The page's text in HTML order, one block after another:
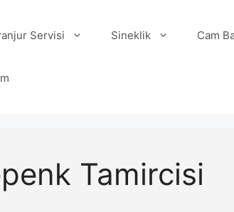
Servisi Sineklik Cam
Tamircisi